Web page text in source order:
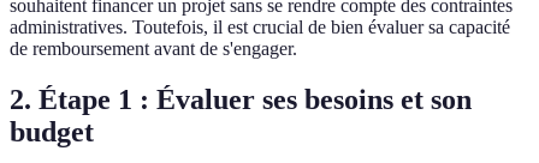
souhaitent financer un projet sans se rendre compte des contraintes
administratives. Toutefois, il est crucial de bien évaluer sa capacité
de remboursement avant de s'engager.
2. Étape 1 : Évaluer ses besoins et son
budget